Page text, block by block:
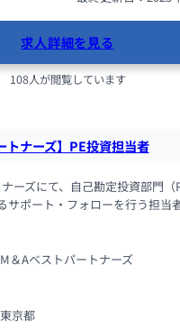
求人詳細を見る
108人が閲覧しています
トナーズ】PE投資担当者
ーズにて、自己勘定投資部門（
サポート・フォローを行う担当
M＆Aベストパートナーズ
東京都